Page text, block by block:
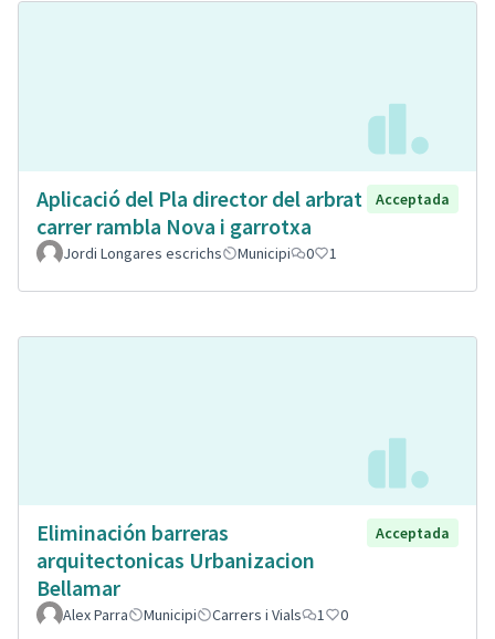
Aplicació del Pla director del arbrat
carrer rambla Nova i garrotxa
Acceptada
Jordi Longares escrichs Municipi 0 1
Eliminación barreras
arquitectonicas Urbanizacion
Bellamar
Acceptada
Alex Parra Municipi Carrers i Vials 1 0